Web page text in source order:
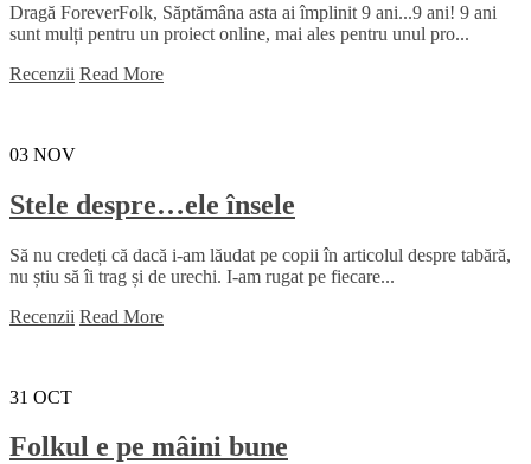
Dragă ForeverFolk, Săptămâna asta ai împlinit 9 ani...9 ani! 9 ani
sunt mulți pentru un proiect online, mai ales pentru unul pro...
Recenzii Read More
03 NOV
Stele despre…ele însele
Să nu credeți că dacă i-am lăudat pe copii în articolul despre tabără,
nu știu să îi trag și de urechi. I-am rugat pe fiecare...
Recenzii Read More
31 OCT
Folkul e pe mâini bune